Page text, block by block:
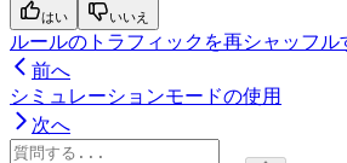
はい いいえ
ルールのトラフィックを再シャッフル
前へ
シミュレーションモードの使用
次へ